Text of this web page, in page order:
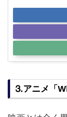
⒊アニメ「